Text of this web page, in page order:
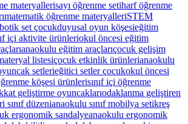
materyallerisayı öğrenme setiharf öğrenme
matematik öğrenme materyalleriSTEM
set çocukduyusal oyun köşesieğitim
içi aktivite ürünleriokul öncesi eğitim
anaokulu eğitim araçlarıçocuk gelişim
listesiçocuk etkinlik ürünlerianaokulu
setlerieğitici setler çocukokul öncesi
köşesi ürünlerisınıf içi öğrenme
geliştirme oyuncaklarıodaklanma geliştiren
sınıf düzenianaokulu sınıf mobilya setikreş
ergonomik sandalyeanaokulu ergonomik